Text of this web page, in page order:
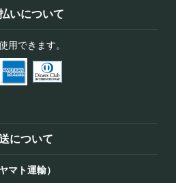
いについて
用できます。
について
マト運輸）